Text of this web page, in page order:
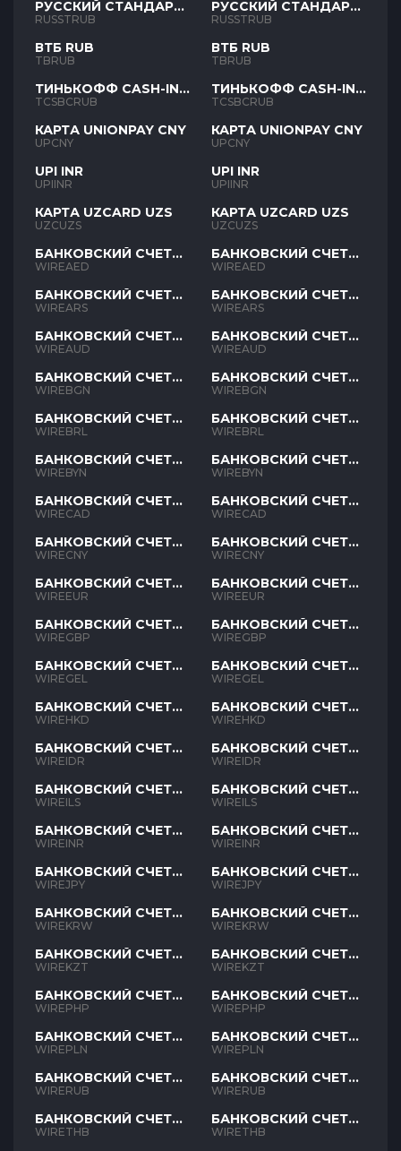
РУССКИЙ СТАНДАРТ
RUB
RUSSTRUB
ВТБ RUB
TBRUB
ТИНЬКОФФ CASH-IN
RUB
TCSBCRUB
КАРТА UNIONPAY CNY
UPCNY
UPI INR
UPIINR
КАРТА UZCARD UZS
UZCUZS
БАНКОВСКИЙ СЧЕТ
AED
WIREAED
БАНКОВСКИЙ СЧЕТ
ARS
WIREARS
БАНКОВСКИЙ СЧЕТ
AUD
WIREAUD
БАНКОВСКИЙ СЧЕТ
BGN
WIREBGN
БАНКОВСКИЙ СЧЕТ
BRL
WIREBRL
БАНКОВСКИЙ СЧЕТ
BYN
WIREBYN
БАНКОВСКИЙ СЧЕТ
CAD
WIRECAD
БАНКОВСКИЙ СЧЕТ
CNY
WIRECNY
БАНКОВСКИЙ СЧЕТ
EUR
WIREEUR
БАНКОВСКИЙ СЧЕТ
GBP
WIREGBP
БАНКОВСКИЙ СЧЕТ
GEL
WIREGEL
БАНКОВСКИЙ СЧЕТ
HKD
WIREHKD
БАНКОВСКИЙ СЧЕТ
IDR
WIREIDR
БАНКОВСКИЙ СЧЕТ
ILS
WIREILS
БАНКОВСКИЙ СЧЕТ
INR
WIREINR
БАНКОВСКИЙ СЧЕТ
JPY
WIREJPY
БАНКОВСКИЙ СЧЕТ
KRW
WIREKRW
БАНКОВСКИЙ СЧЕТ
KZT
WIREKZT
БАНКОВСКИЙ СЧЕТ
PHP
WIREPHP
БАНКОВСКИЙ СЧЕТ
PLN
WIREPLN
БАНКОВСКИЙ СЧЕТ
RUB
WIRERUB
БАНКОВСКИЙ СЧЕТ
THB
WIRETHB
РУССКИЙ СТАНДАРТ
RUB
RUSSTRUB
ВТБ RUB
TBRUB
ТИНЬКОФФ CASH-IN
RUB
TCSBCRUB
КАРТА UNIONPAY CNY
UPCNY
UPI INR
UPIINR
КАРТА UZCARD UZS
UZCUZS
БАНКОВСКИЙ СЧЕТ
AED
WIREAED
БАНКОВСКИЙ СЧЕТ
ARS
WIREARS
БАНКОВСКИЙ СЧЕТ
AUD
WIREAUD
БАНКОВСКИЙ СЧЕТ
BGN
WIREBGN
БАНКОВСКИЙ СЧЕТ
BRL
WIREBRL
БАНКОВСКИЙ СЧЕТ
BYN
WIREBYN
БАНКОВСКИЙ СЧЕТ
CAD
WIRECAD
БАНКОВСКИЙ СЧЕТ
CNY
WIRECNY
БАНКОВСКИЙ СЧЕТ
EUR
WIREEUR
БАНКОВСКИЙ СЧЕТ
GBP
WIREGBP
БАНКОВСКИЙ СЧЕТ
GEL
WIREGEL
БАНКОВСКИЙ СЧЕТ
HKD
WIREHKD
БАНКОВСКИЙ СЧЕТ
IDR
WIREIDR
БАНКОВСКИЙ СЧЕТ
ILS
WIREILS
БАНКОВСКИЙ СЧЕТ
INR
WIREINR
БАНКОВСКИЙ СЧЕТ
JPY
WIREJPY
БАНКОВСКИЙ СЧЕТ
KRW
WIREKRW
БАНКОВСКИЙ СЧЕТ
KZT
WIREKZT
БАНКОВСКИЙ СЧЕТ
PHP
WIREPHP
БАНКОВСКИЙ СЧЕТ
PLN
WIREPLN
БАНКОВСКИЙ СЧЕТ
RUB
WIRERUB
БАНКОВСКИЙ СЧЕТ
THB
WIRETHB